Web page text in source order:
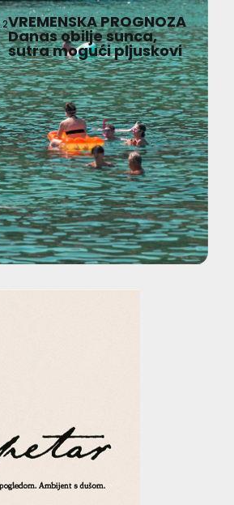
VREMENSKA PROGNOZA
Danas obilje sunca,
sutra mogući pljuskovi